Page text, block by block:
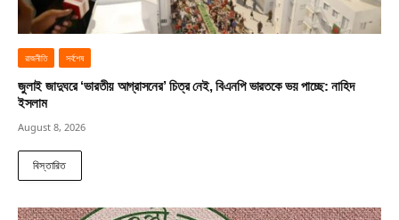
রাজনীতি সর্বশেষ
জুলাই জাদুঘরে ‘ভারতীয় আগ্রাসনের’ চিত্র নেই, বিএনপি ভারতকে ভয় পাচ্ছে: নাহিদ
ইসলাম
August 8, 2026
বিস্তারিত